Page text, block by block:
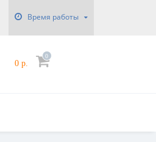
Время работы
0 р.
0